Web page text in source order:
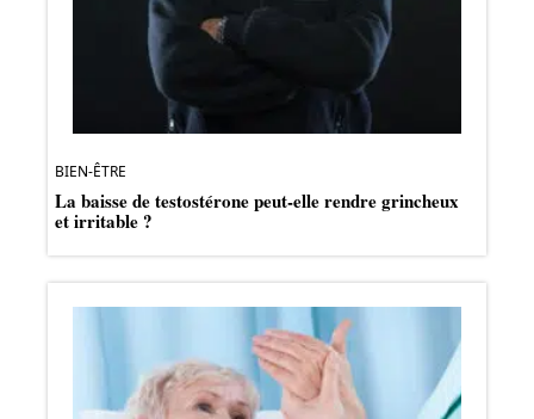
BIEN-ÊTRE
La baisse de testostérone peut-elle rendre grincheux
et irritable ?